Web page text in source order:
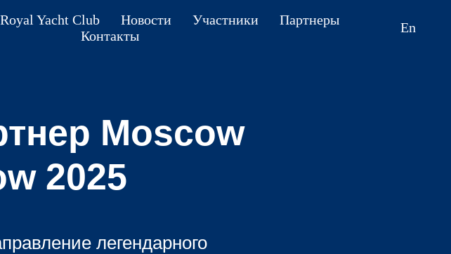
Royal Yacht Club Новости Участники
Партнеры
Контакты
En
Moscow
2025
легендарного